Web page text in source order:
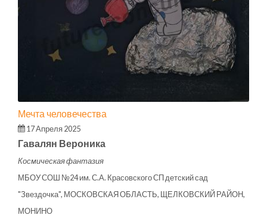
Мечта человечества
17 Апреля 2025
Гавалян Вероника
Космическая фантазия
МБОУ СОШ №24 им. С.А. Красовского СП детский сад
"Звездочка", МОСКОВСКАЯ ОБЛАСТЬ, ЩЕЛКОВСКИЙ РАЙОН,
МОНИНО